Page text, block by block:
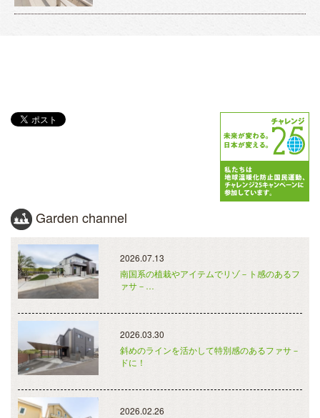
Garden channel
2026.07.13
南国系の植栽やアイテムでリゾ－ト感のあるフ
ァサ－…
2026.03.30
斜めのラインを活かして特別感のあるファサ－
ドに！
2026.02.26